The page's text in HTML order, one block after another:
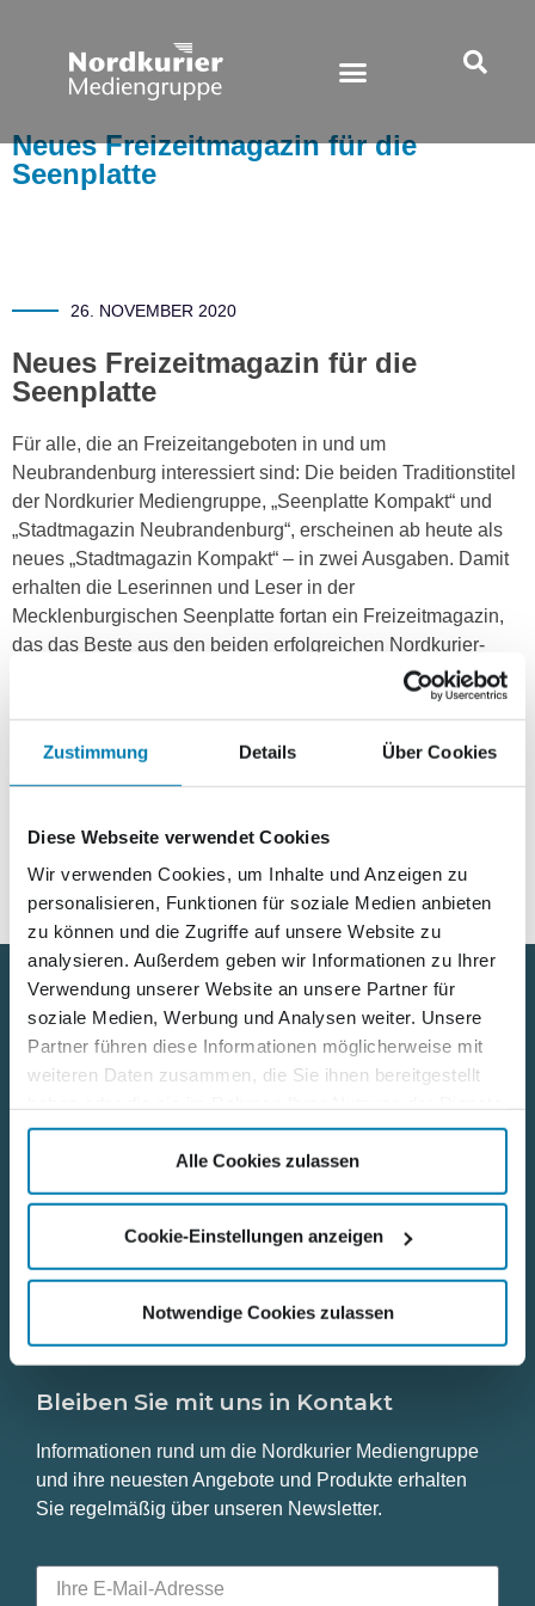
Zustimmung Details Über Cookies
Diese Webseite verwendet Cookies
Wir verwenden Cookies, um Inhalte und Anzeigen zu
personalisieren, Funktionen für soziale Medien anbieten
zu können und die Zugriffe auf unsere Website zu
analysieren. Außerdem geben wir Informationen zu Ihrer
Verwendung unserer Website an unsere Partner für
soziale Medien, Werbung und Analysen weiter. Unsere
Partner führen diese Informationen möglicherweise mit
weiteren Daten zusammen, die Sie ihnen bereitgestellt
gesammelt haben.
Alle Cookies zulassen
Cookie-Einstellungen anzeigen
Notwendige Cookies zulassen
Neues Freizeitmagazin für die
Seenplatte
26. NOVEMBER 2020
Neues Freizeitmagazin für die
Seenplatte
Für alle, die an Freizeitangeboten in und um
Neubrandenburg interessiert sind: Die beiden Traditionstitel
der Nordkurier Mediengruppe, „Seenplatte Kompakt“ und
„Stadtmagazin Neubrandenburg“, erscheinen ab heute als
neues „Stadtmagazin Kompakt“ – in zwei Ausgaben. Damit
erhalten die Leserinnen und Leser in der
Mecklenburgischen Seenplatte fortan ein Freizeitmagazin,
das das Beste aus den beiden erfolgreichen Nordkurier-
Publikationen vereint. Neben vielen Freizeit-News zeigen in
der Startausgabe sechs Seenplattler ihren Lieblingsort, es
aus der Region und ein ganz privates Interview mit Landrat
Heiko Kärger. Das Magazin liegt an über 400 Verteilstellen
Nützliche Links
Datenschutz
Bleiben Sie mit uns in Kontakt
Informationen rund um die Nordkurier Mediengruppe
und ihre neuesten Angebote und Produkte erhalten
Sie regelmäßig über unseren Newsletter.